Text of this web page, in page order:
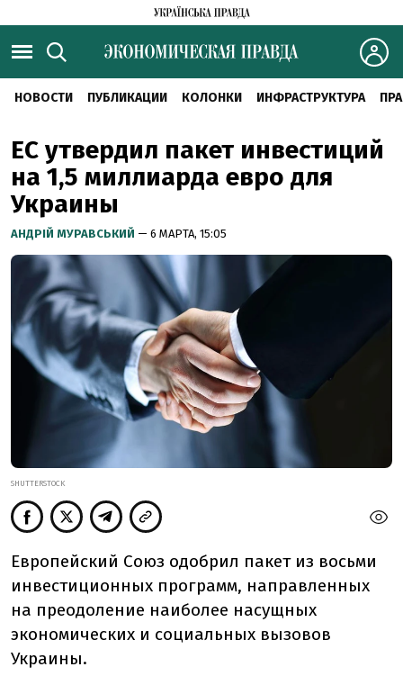
НОВОСТИ ПУБЛИКАЦИИ КОЛОНКИ ИНФРАСТРУКТУРА
ЕС утвердил пакет инвестиций
на 1,5 миллиарда евро для
Украины
АНДРІЙ МУРАВСЬКИЙ — 6 МАРТА, 15:05
SHUTTERSTOCK
Европейский Союз одобрил пакет из восьми
инвестиционных программ, направленных
на преодоление наиболее насущных
экономических и социальных вызовов
Украины.